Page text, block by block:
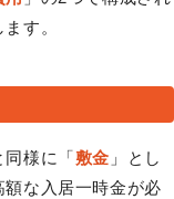
す。
様に「敷金 」とし
な入居一時金が必